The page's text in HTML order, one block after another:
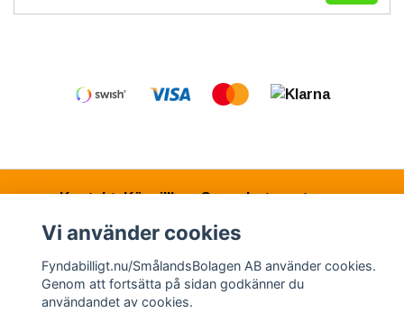
Kontakt Köpvillkor Samarbetspartners
© Copyright 2026 Fyndabilligt.nu/SmålandsBolagen
Vi använder cookies
Fyndabilligt.nu/SmålandsBolagen AB använder cookies.
Genom att fortsätta på sidan godkänner du
användandet av cookies.